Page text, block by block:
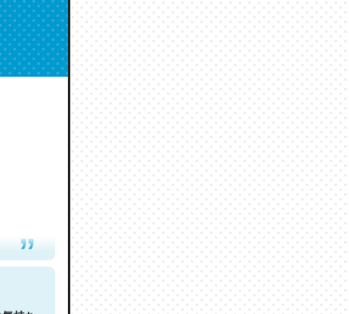
原文
持ち